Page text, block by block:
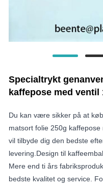
Specialtrykt
kaffepose med ventil
Du kan være sikker på at
matsort folie 250g
vil tilbyde dig den bedste
levering.Design til
Mere end ti års
bedste kvalitet og service.